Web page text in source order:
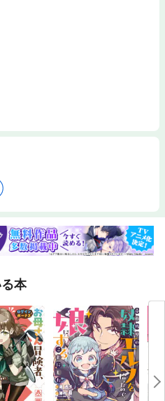
そ書ける、既存のダイエット本とは
本